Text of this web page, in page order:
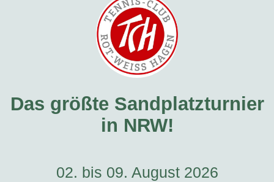
Das größte Sandplatzturnier
in NRW!
02. bis 09. August 2026